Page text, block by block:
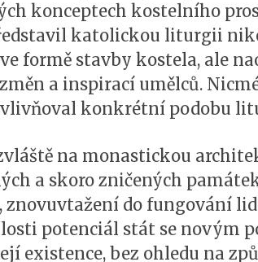
konceptech kostelního
katolickou liturgii
formě stavby kostela, ale
a inspirací umělců.
konkrétní podobu
na monastickou
a skoro zničených
do fungování
potenciál stát se novým
existence, bez ohledu na